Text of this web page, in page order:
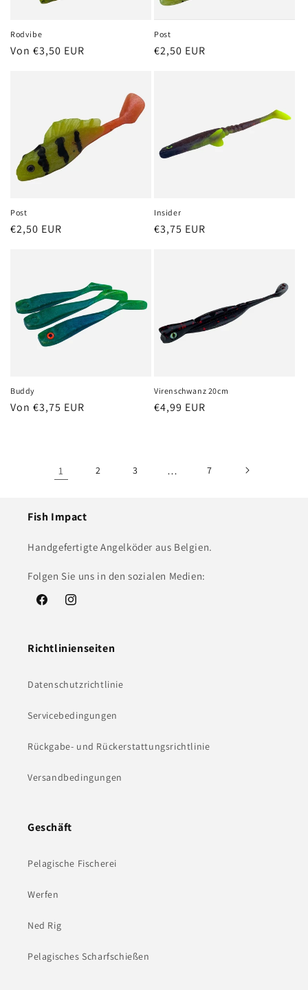
Rodvibe
Normaler
Von €3,50 EUR
Post
Normaler
€2,50 EUR
Post
Normaler
€2,50 EUR
Insider
Normaler
€3,75 EUR
Buddy
Normaler
Von €3,75 EUR
Virenschwanz 20cm
Normaler
€4,99 EUR
1 2 3 … 7
Fish Impact
Handgefertigte Angelköder aus Belgien.
Folgen Sie uns in den sozialen Medien:
FacebookInstagram
Richtlinienseiten
Datenschutzrichtlinie
Servicebedingungen
Rückgabe- und Rückerstattungsrichtlinie
Versandbedingungen
Geschäft
Pelagische Fischerei
Werfen
Ned Rig
Pelagisches Scharfschießen